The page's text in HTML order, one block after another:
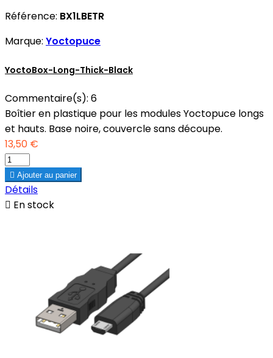
Référence: BX1LBETR
Marque: Yoctopuce
YoctoBox-Long-Thick-Black
Commentaire(s): 6
Boîtier en plastique pour les modules Yoctopuce longs
et hauts. Base noire, couvercle sans découpe.
13,50 €
 Ajouter au panier
Détails
 En stock